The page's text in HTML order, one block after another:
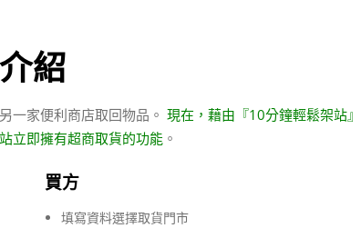
紹
一家便利商店取回物品。 現在，藉由『10分鐘輕鬆架站』
立即擁有超商取貨的功能 。
買方
填寫資料選擇取貨門市